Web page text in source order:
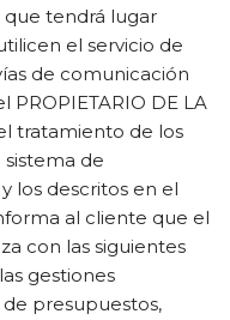
tendrá lugar
el servicio de
de comunicación
DE LA
tratamiento de los
de
los descritos en el
al cliente que el
con las siguientes
gestiones
presupuestos,